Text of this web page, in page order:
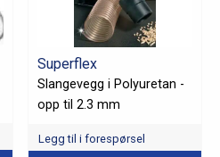
på
produktsiden
Superflex
Slangevegg i Polyuretan -
opp til 2.3 mm
Legg til i forespørsel